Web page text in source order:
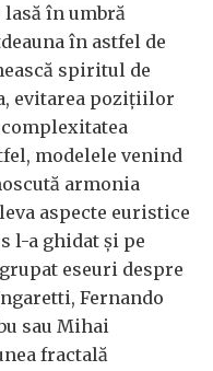
în umbră
în astfel de
spiritul de
evitarea pozițiilor
modelele venind
armonia
aspecte euristice
l-a ghidat și pe
eseuri despre
Fernando
sau Mihai
fractală